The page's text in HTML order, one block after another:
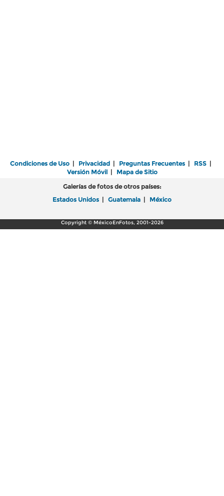
Condiciones de Uso | Privacidad | Preguntas Frecuentes | RSS |
Versión Móvil| Mapa de Sitio
Galerías de fotos de otros países:
Estados Unidos | Guatemala | México
Copyright © MéxicoEnFotos, 2001-2026